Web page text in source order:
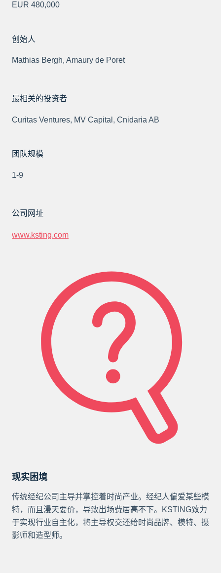
EUR 480,000
创始人
Mathias Bergh, Amaury de Poret
最相关的投资者
Curitas Ventures, MV Capital, Cnidaria AB
团队规模
1-9
公司网址
www.ksting.com
现实困境
传统经纪公司主导并掌控着时尚产业。经纪人偏爱某些模
特，而且漫天要价，导致出场费居高不下。KSTING致力
于实现行业自主化，将主导权交还给时尚品牌、模特、摄
影师和造型师。